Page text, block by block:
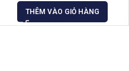
THÊM VÀO GIỎ HÀNG